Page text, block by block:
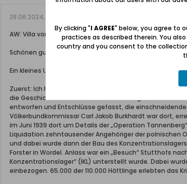
28.06.2024, 19:17
AW: Villa von Albert Forster
Schönen guten Nachmittag,
Ein kleines Update zum Forster-Haus…
Zuerst: Ich halte das Forster-Haus für eine ganz
die Geschichte des Hauses und seines Eigentümers ist
entworfen und Entschlüsse gefasst, die
Völkerbundkommissar Carl Jakob Burkhardt war dort,
im Juni 1939 dort um Details der „Operation
Liquidation zehntausender Angehöriger der polnischen
und dabei wurde dann der Bau des
Forster in Wordel. Anlass war ein „Besuch“ Stutthofs
Konzentrationslager“ (IKL) unterstellt wurde. Dabei
einbezogen. 65.000 der 110.000 Häftlinge erlebten das
By clicking "I AGREE" below, you agree to
practices as described therein. You
country and you consent to the